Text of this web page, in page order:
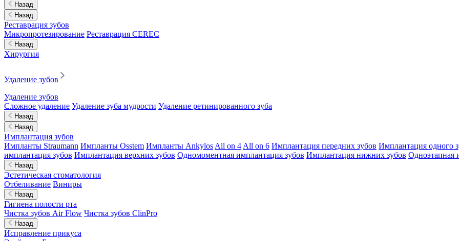
Назад
Назад
Реставрация зубов
Микропротезирование Реставрация CEREC
Назад
Хирургия
Удаление зубов
Удаление зубов
Сложное удаление Удаление зуба мудрости Удаление ретинированного зуба
Назад
Назад
Имплантация зубов
Импланты Straumann Импланты Osstem Импланты Ankylos All on 4 All on 6 Имплантация передних зубов Имплантация одного
имплантация зубов Имплантация верхних зубов Одномоментная имплантация зубов Имплантация нижних зубов Одноэтапная
Назад
Эстетическая стоматология
Отбеливание Виниры
Назад
Гигиена полости рта
Чистка зубов Air Flow Чистка зубов ClinPro
Назад
Исправление прикуса